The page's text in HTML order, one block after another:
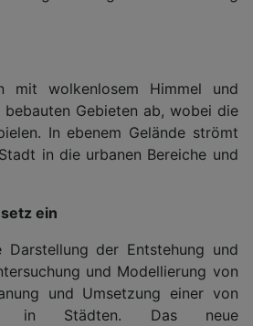
mit wolkenlosem Himmel und
Gebieten ab, wobei die
In ebenem Gelände strömt
in die urbanen Bereiche und
ein
der Entstehung und
und Modellierung von
und Umsetzung einer von
in Städten. Das neue